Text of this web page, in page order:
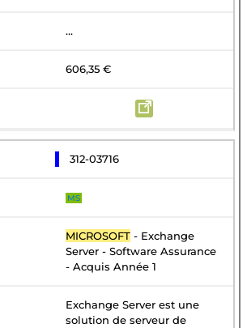
...
606,35 €
312-03716
MS
MICROSOFT - Exchange
Server - Software Assurance
- Acquis Année 1
Exchange Server est une
solution de serveur de